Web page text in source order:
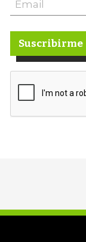
Suscribirme